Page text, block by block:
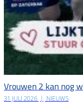
Vrouwen 2 kan nog
31 JULI 2026 | NIEUWS